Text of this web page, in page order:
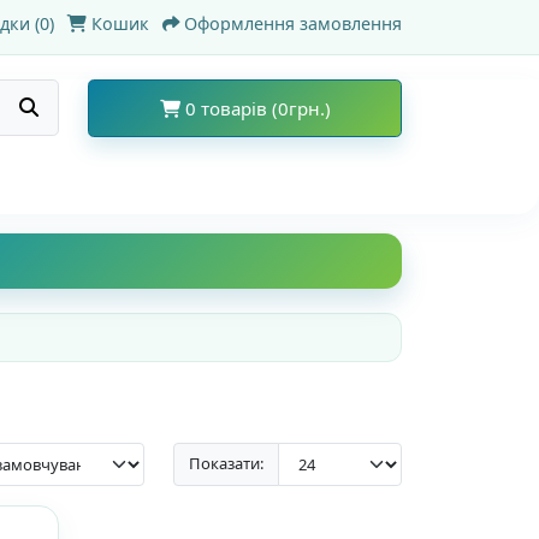
(0) Кошик Оформлення замовлення
0 товарів (0грн.)
Показати: